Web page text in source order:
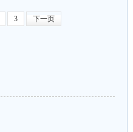
3 下一页